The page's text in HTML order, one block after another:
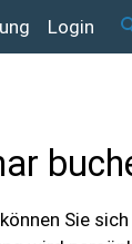
Login
Sie